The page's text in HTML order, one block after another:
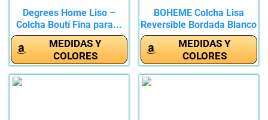
Degrees Home Liso –
Colcha Boutí Fina para...
MEDIDAS Y
COLORES
BOHEME Colcha Lisa
Reversible Bordada Blanco
Cama...
MEDIDAS Y
COLORES